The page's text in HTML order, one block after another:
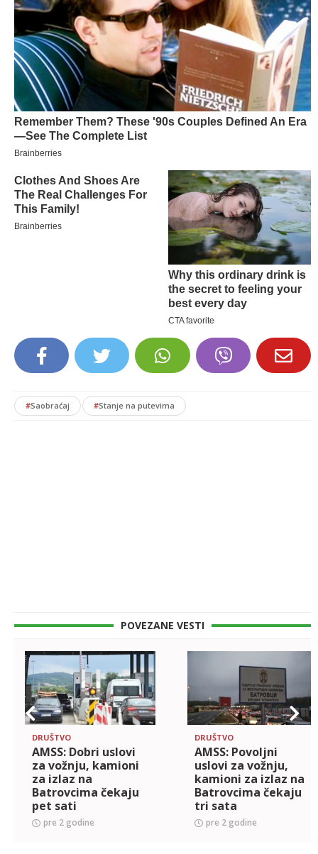
#Saobraćaj #Stanje na putevima
POVEZANE VESTI
DRUŠTVO
AMSS: Dobri uslovi
za vožnju, kamioni
za izlaz na
Batrovcima čekaju
pet sati
pre 2 godine
DRUŠTVO
AMSS: Povoljni
uslovi za vožnju,
kamioni za izlaz na
Batrovcima čekaju
tri sata
pre 2 godine